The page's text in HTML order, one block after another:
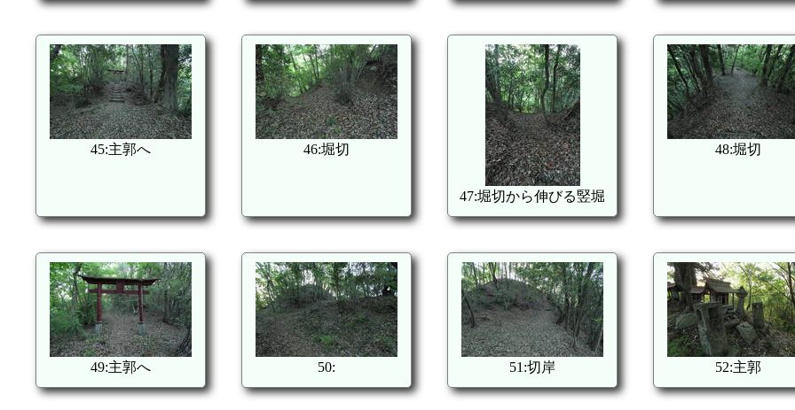
45:主郭へ 46:堀切
47:堀切から伸びる竪堀
48:堀切
49:主郭へ 50: 51:切岸 52:主郭